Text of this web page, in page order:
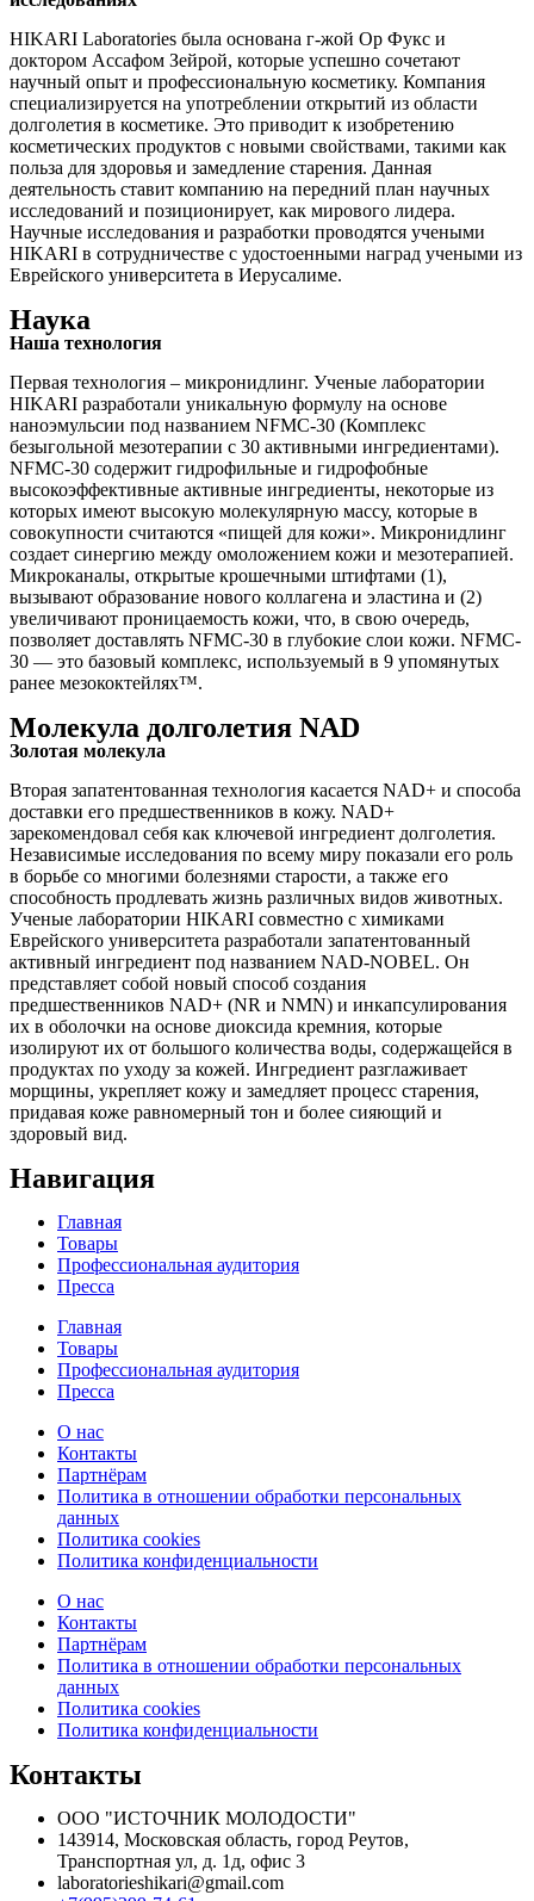
HIKARI Laboratories была основана г-жой Ор Фукс и
доктором Ассафом Зейрой, которые успешно сочетают
научный опыт и профессиональную косметику. Компания
специализируется на употреблении открытий из области
долголетия в косметике. Это приводит к изобретению
косметических продуктов с новыми свойствами, такими как
польза для здоровья и замедление старения. Данная
деятельность ставит компанию на передний план научных
исследований и позиционирует, как мирового лидера.
Научные исследования и разработки проводятся учеными
HIKARI в сотрудничестве с удостоенными наград учеными из
Еврейского университета в Иерусалиме.
Наука
Наша технология
Первая технология – микронидлинг. Ученые лаборатории
HIKARI разработали уникальную формулу на основе
наноэмульсии под названием NFMC-30 (Комплекс
безыгольной мезотерапии с 30 активными ингредиентами).
NFMC-30 содержит гидрофильные и гидрофобные
высокоэффективные активные ингредиенты, некоторые из
которых имеют высокую молекулярную массу, которые в
совокупности считаются «пищей для кожи». Микронидлинг
создает синергию между омоложением кожи и мезотерапией.
Микроканалы, открытые крошечными штифтами (1),
вызывают образование нового коллагена и эластина и (2)
увеличивают проницаемость кожи, что, в свою очередь,
позволяет доставлять NFMC-30 в глубокие слои кожи. NFMC-
30 — это базовый комплекс, используемый в 9 упомянутых
ранее мезококтейлях™.
Молекула долголетия NAD
Золотая молекула
Вторая запатентованная технология касается NAD+ и способа
доставки его предшественников в кожу. NAD+
зарекомендовал себя как ключевой ингредиент долголетия.
Независимые исследования по всему миру показали его роль
в борьбе со многими болезнями старости, а также его
способность продлевать жизнь различных видов животных.
Ученые лаборатории HIKARI совместно с химиками
Еврейского университета разработали запатентованный
активный ингредиент под названием NAD-NOBEL. Он
представляет собой новый способ создания
предшественников NAD+ (NR и NMN) и инкапсулирования
их в оболочки на основе диоксида кремния, которые
изолируют их от большого количества воды, содержащейся в
продуктах по уходу за кожей. Ингредиент разглаживает
морщины, укрепляет кожу и замедляет процесс старения,
придавая коже равномерный тон и более сияющий и
здоровый вид.
Навигация
Главная
Товары
Профессиональная аудитория
Пресса
Главная
Товары
Профессиональная аудитория
Пресса
О нас
Контакты
Партнёрам
Политика в отношении обработки персональных
данных
Политика cookies
Политика конфиденциальности
О нас
Контакты
Партнёрам
Политика в отношении обработки персональных
данных
Политика cookies
Политика конфиденциальности
Контакты
ООО "ИСТОЧНИК МОЛОДОСТИ"
143914, Московская область, город Реутов,
Транспортная ул, д. 1д, офис 3
laboratorieshikari@gmail.com